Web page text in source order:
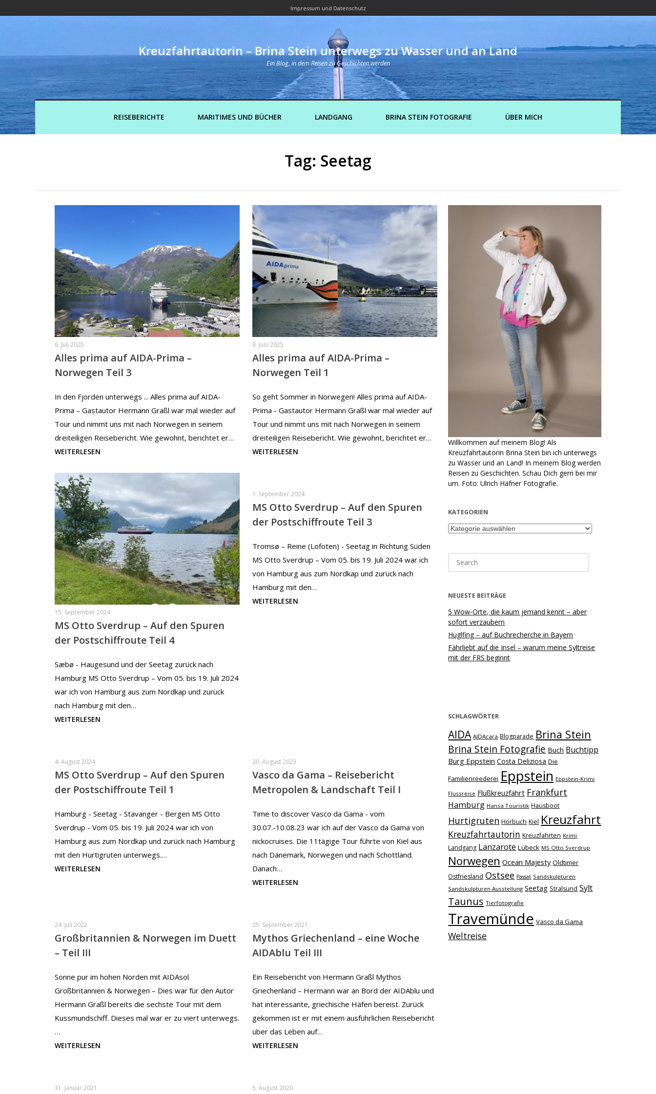
Impressum und Datenschutz
Kreuzfahrtautorin – Brina Stein unterwegs zu Wasser und an Land
Ein Blog, in dem Reisen zu Geschichten werden
REISEBERICHTE MARITIMES UND BÜCHER LANDGANG BRINA STEIN FOTOGRAFIE ÜBER MICH
Tag: Seetag
6. Juli 2025
Alles prima auf AIDA-Prima –
Norwegen Teil 3
In den Fjorden unterwegs ... Alles prima auf AIDA-
Prima – Gastautor Hermann Graßl war mal wieder auf
Tour und nimmt uns mit nach Norwegen in seinem
dreiteiligen Reisebericht. Wie gewohnt, berichtet er…
WEITERLESEN
8. Juni 2025
Alles prima auf AIDA-Prima –
Norwegen Teil 1
So geht Sommer in Norwegen! Alles prima auf AIDA-
Prima - Gastautor Hermann Graßl war mal wieder auf
Tour und nimmt uns mit nach Norwegen in seinem
dreiteiligen Reisebericht. Wie gewohnt, berichtet er…
WEITERLESEN
15. September 2024
MS Otto Sverdrup – Auf den Spuren
der Postschiffroute Teil 4
Sæbø - Haugesund und der Seetag zurück nach
Hamburg MS Otto Sverdrup – Vom 05. bis 19. Juli 2024
war ich von Hamburg aus zum Nordkap und zurück
nach Hamburg mit den…
WEITERLESEN
1. September 2024
MS Otto Sverdrup – Auf den Spuren
der Postschiffroute Teil 3
Tromsø – Reine (Lofoten) - Seetag in Richtung Süden
MS Otto Sverdrup – Vom 05. bis 19. Juli 2024 war ich
von Hamburg aus zum Nordkap und zurück nach
Hamburg mit den…
WEITERLESEN
4. August 2024
MS Otto Sverdrup – Auf den Spuren
der Postschiffroute Teil 1
Hamburg - Seetag - Stavanger - Bergen MS Otto
Sverdrup - Vom 05. bis 19. Juli 2024 war ich von
Hamburg aus zum Nordkap und zurück nach Hamburg
mit den Hurtigruten unterwegs.…
WEITERLESEN
20. August 2023
Vasco da Gama – Reisebericht
Metropolen & Landschaft Teil I
Time to discover Vasco da Gama - vom
30.07.-10.08.23 war ich auf der Vasco da Gama von
nickocruises. Die 11tägige Tour führte von Kiel aus
nach Dänemark, Norwegen und nach Schottland.
Danach…
WEITERLESEN
24. Juli 2022
Großbritannien & Norwegen im Duett
– Teil III
Sonne pur im hohen Norden mit AIDAsol
Großbritannien & Norwegen – Dies war für den Autor
Hermann Graßl bereits die sechste Tour mit dem
Kussmundschiff. Dieses mal war er zu viert unterwegs.
…
WEITERLESEN
25. September 2021
Mythos Griechenland – eine Woche
AIDAblu Teil III
Ein Reisebericht von Hermann Graßl Mythos
Griechenland – Hermann war an Bord der AIDAblu und
hat interessante, griechische Häfen bereist. Zurück
gekommen ist er mit einem ausführlichen Reisebericht
über das Leben auf…
WEITERLESEN
31. Januar 2021 5. August 2020
Willkommen auf meinem Blog! Als
Kreuzfahrtautorin Brina Stein bin ich unterwegs
zu Wasser und an Land! In meinem Blog werden
Reisen zu Geschichten. Schau Dich gern bei mir
um. Foto: Ulrich Häfner Fotografie.
KATEGORIEN
Kategorien
for:
NEUESTE BEITRÄGE
5 Wow-Orte, die kaum jemand kennt – aber
sofort verzaubern
Huglfing – auf Buchrecherche in Bayern
Fährliebt auf die Insel – warum meine Syltreise
mit der FRS beginnt
SCHLAGWÖRTER
AIDA AIDAcara Blogparade Brina Stein
Brina Stein Fotografie Buch Buchtipp
Burg Eppstein Costa Deliziosa Die
Familienreederei Eppstein Eppstein-Krimi
Flussreise Flußkreuzfahrt Frankfurt
Hamburg Hansa Touristik Hausboot
Hurtigruten Hörbuch Kiel Kreuzfahrt
Kreuzfahrtautorin Kreuzfahrten Krimi
Landgang Lanzarote Lübeck MS Otto Sverdrup
Norwegen Ocean Majesty Oldtimer
Ostfriesland Ostsee Passat Sandskulpturen
Sandskulpturen Ausstellung Seetag Stralsund Sylt
Taunus Tierfotografie
Travemünde Vasco da Gama
Weltreise